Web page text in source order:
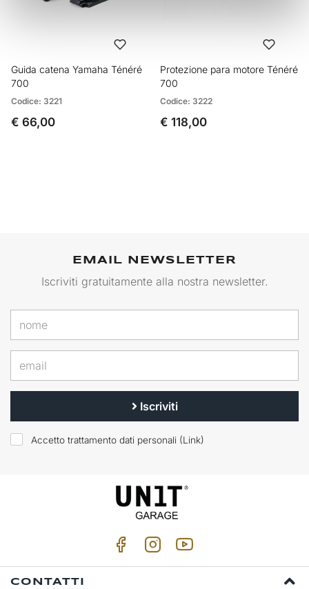
Guida catena Yamaha Ténéré
700
Codice: 3221
€ 66,00
Protezione para motore Ténéré
700
Codice: 3222
€ 118,00
EMAIL NEWSLETTER
Iscriviti gratuitamente alla nostra newsletter.
Iscriviti
Accetto trattamento dati personali (Link)
CONTATTI